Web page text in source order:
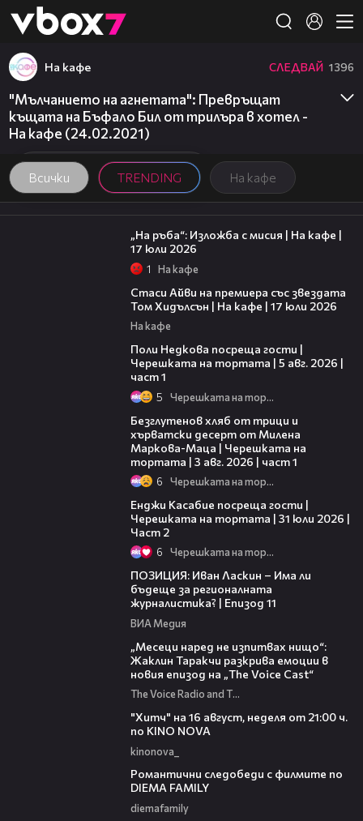
👾
Всички TRENDING На кафе
На кафе СЛЕДВАЙ 1396
"Мълчанието на агнетата": Превръщат
къщата на Бъфало Бил от трилъра в хотел -
На кафе (24.02.2021)
09:09
„На ръба“: Изложба с мисия | На кафе |
17 юли 2026
1 На кафе
Стаси Айви на премиера със звездата
Том Хидълсън | На кафе | 17 юли 2026
На кафе
Поли Недкова посреща гости |
Черешката на тортата | 5 авг. 2026 |
част 1
5 Черешката на тортата
Безглутенов хляб от трици и
хърватски десерт от Милена
Маркова-Маца | Черешката на
тортата | 3 авг. 2026 | част 1
6 Черешката на тортата
Енджи Касабие посреща гости |
Черешката на тортата | 31 юли 2026 |
Част 2
6 Черешката на тортата
ПОЗИЦИЯ: Иван Ласкин – Има ли
бъдеще за регионалната
журналистика? | Епизод 11
ВИА Медия
„Месеци наред не изпитвах нищо“:
Жаклин Таракчи разкрива емоции в
новия епизод на „The Voice Cast“
The Voice Radio and TV Bulgaria
"Хитч" на 16 август, неделя от 21:00 ч.
по KINO NOVA
kinonova_
Романтични следобеди с филмите по
DIEMA FAMILY
diemafamily